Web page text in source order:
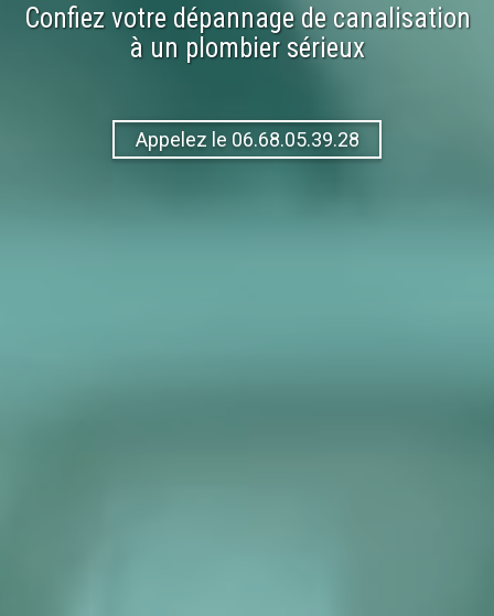
Confiez votre dépannagede canalisation
à un plombier sérieux
Appelez le 06.68.05.39.28